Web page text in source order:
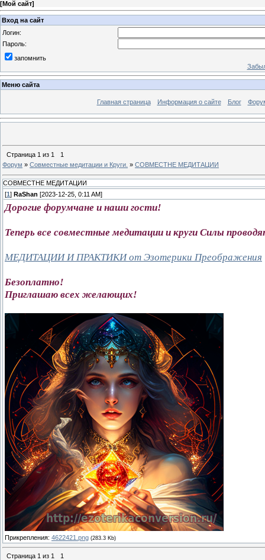
[Мой сайт]
Вход на сайт
Логин:
Пароль:
запомнить
Меню сайта
Главная страница Информация о сайте Блог
Страница 1 из 1
1
Форум » Совместные медитации и Круги. » СОВМЕСТНЕ МЕДИТАЦИИ
СОВМЕСТНЕ МЕДИТАЦИИ
[1 ] RaShan [2023-12-25, 0:11 AM]
Дорогие форумчане и наши гости!
Теперь все совместные медитации и круги Силы
МЕДИТАЦИИ И ПРАКТИКИ от Эзотерики Преображения
Безоплатно!
Приглашаю всех желающих!
Прикрепления: 4622421.png (283.3 Kb)
Страница 1 из 1 1